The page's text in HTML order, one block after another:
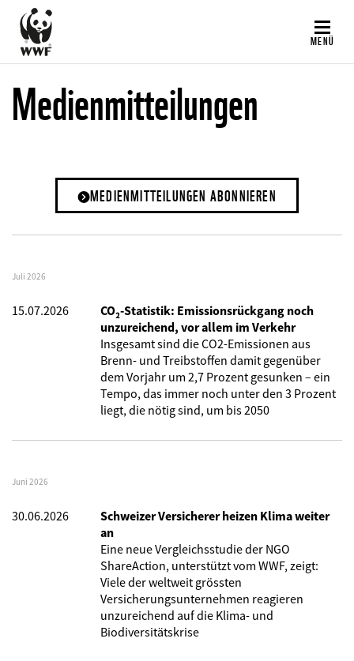
Direkt
zum
Inhalt
MENÜ
Medienmitteilungen
MEDIENMITTEILUNGEN ABONNIEREN
Juli 2026
15.07.2026
CO₂-Statistik: Emissionsrückgang noch
unzureichend, vor allem im Verkehr
Insgesamt sind die CO2-Emissionen aus
Brenn- und Treibstoffen damit gegenüber
dem Vorjahr um 2,7 Prozent gesunken – ein
Tempo, das immer noch unter den 3 Prozent
liegt, die nötig sind, um bis 2050
Juni 2026
30.06.2026
Schweizer Versicherer heizen Klima weiter
an
Eine neue Vergleichsstudie der NGO
ShareAction, unterstützt vom WWF, zeigt:
Viele der weltweit grössten
Versicherungsunternehmen reagieren
unzureichend auf die Klima- und
Biodiversitätskrise